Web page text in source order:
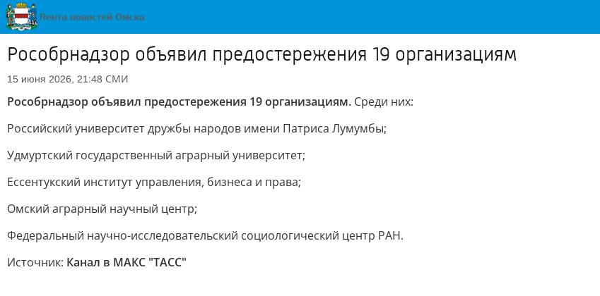
Рособрнадзор объявил предостережения 19 организациям
15 июня 2026, 21:48 СМИ
Рособрнадзор объявил предостережения 19 организациям. Среди них:
Российский университет дружбы народов имени Патриса Лумумбы;
Удмуртский государственный аграрный университет;
Ессентукский институт управления, бизнеса и права;
Омский аграрный научный центр;
Федеральный научно-исследовательский социологический центр РАН.
Источник: Канал в МАКС "ТАСС"